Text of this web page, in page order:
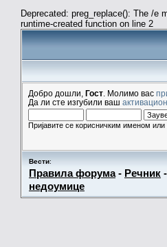
Deprecated: preg_replace(): The /e
runtime-created function on line 2
Добро дошли, Гост . Молимо вас
Да ли сте изгубили ваш
Пријавите се корисничким именом
Вести:
Правила форума- Речник -
недоумице